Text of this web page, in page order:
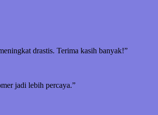
drastis. Terima kasih banyak!”
jadi lebih percaya.”